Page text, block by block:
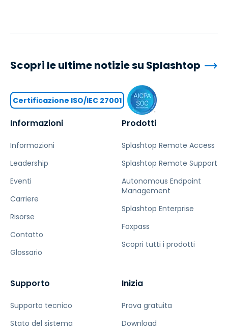
Informazioni
Informazioni
Leadership
Eventi
Carriere
Risorse
Contatto
Glossario
Prodotti
Splashtop Remote Access
Splashtop Remote Support
Autonomous Endpoint
Management
Splashtop Enterprise
Foxpass
Scopri tutti i prodotti
Supporto
Supporto tecnico
Stato del sistema
Inizia
Prova gratuita
Download
Scopri le ultime notizie su Splashtop
Certificazione ISO/IEC 27001